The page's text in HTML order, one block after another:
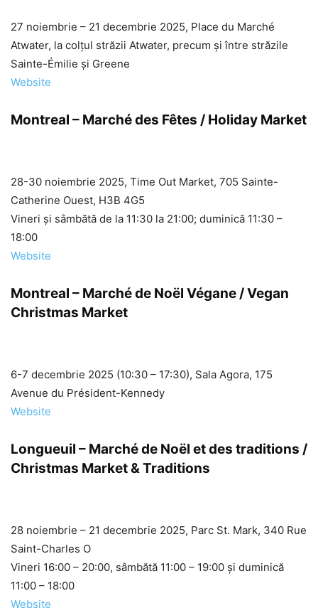
27 noiembrie – 21 decembrie 2025, Place du Marché
Atwater, la colțul străzii Atwater, precum și între străzile
Sainte-Émilie și Greene
Website
Montreal – Marché des Fêtes / Holiday Market
28-30 noiembrie 2025, Time Out Market, 705 Sainte-
Catherine Ouest, H3B 4G5
Vineri și sâmbătă de la 11:30 la 21:00; duminică 11:30 –
18:00
Website
Montreal – Marché de Noël Végane / Vegan
Christmas Market
6-7 decembrie 2025 (10:30 – 17:30), Sala Agora, 175
Avenue du Président-Kennedy
Website
Longueuil – Marché de Noël et des traditions /
Christmas Market & Traditions
28 noiembrie – 21 decembrie 2025, Parc St. Mark, 340 Rue
Saint-Charles O
Vineri 16:00 – 20:00, sâmbătă 11:00 – 19:00 și duminică
11:00 – 18:00
Website